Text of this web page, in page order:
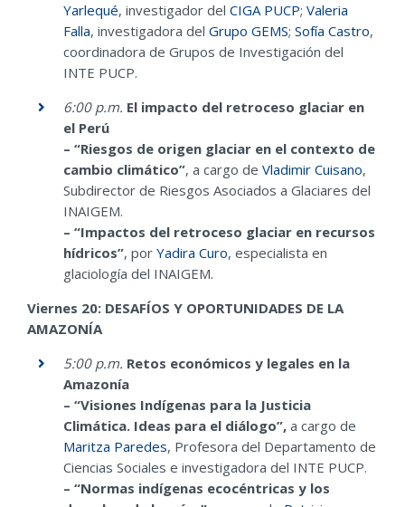
Yarlequé, investigador del CIGA PUCP; Valeria
Falla, investigadora del Grupo GEMS; Sofía Castro,
coordinadora de Grupos de Investigación del
INTE PUCP.
6:00 p.m. El impacto del retroceso glaciar en
el Perú
– “Riesgos de origen glaciar en el contexto de
cambio climático”, a cargo de Vladimir Cuisano,
Subdirector de Riesgos Asociados a Glaciares del
INAIGEM.
– “Impactos del retroceso glaciar en recursos
hídricos”, por Yadira Curo, especialista en
glaciología del INAIGEM.
Viernes 20: DESAFÍOS Y OPORTUNIDADES DE LA
AMAZONÍA
5:00 p.m. Retos económicos y legales en la
Amazonía
– “Visiones Indígenas para la Justicia
Climática. Ideas para el diálogo”, a cargo de
Maritza Paredes, Profesora del Departamento de
Ciencias Sociales e investigadora del INTE PUCP.
– “Normas indígenas ecocéntricas y los